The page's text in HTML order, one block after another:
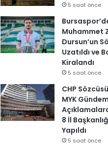
5 saat önce
Muhammet
Dursun’un
Uzatıldı ve
Kiralandı
5 saat önce
CHP
MYK
8 İl
Yapıldı
5 saat önce